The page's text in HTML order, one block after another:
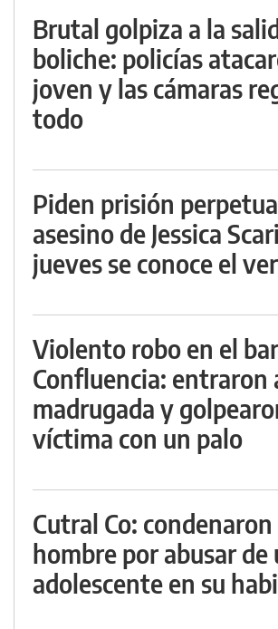
Brutal golpiza a la
boliche: policías
joven y las cámaras
todo
Piden prisión
asesino de Jessica
jueves se conoce el
Violento robo en el
Confluencia: entraron
madrugada y
víctima con un palo
Cutral Co: condenaron
hombre por abusar de
adolescente en su